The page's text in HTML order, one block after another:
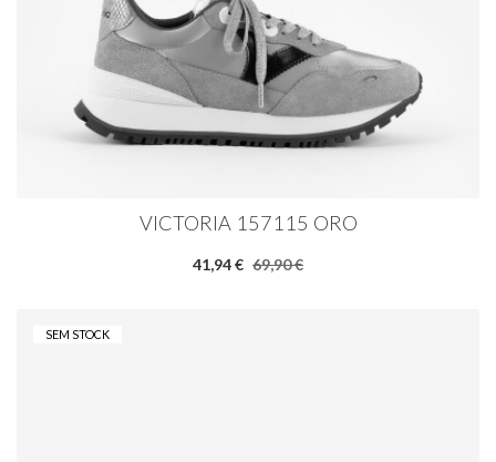
VICTORIA 157115 ORO
41,94 € 69,90 €
SEM STOCK